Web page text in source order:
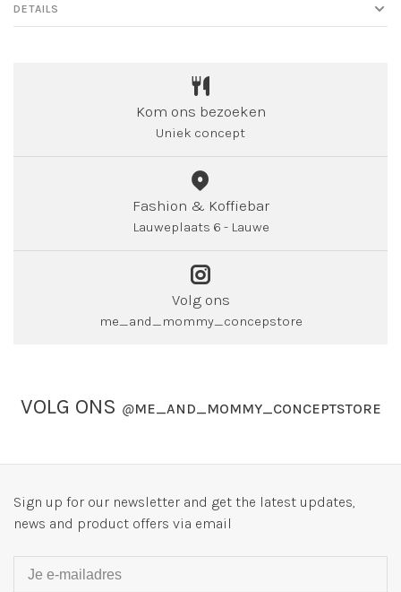
DETAILS
Kom ons bezoeken
Uniek concept
Fashion & Koffiebar
Lauweplaats 6 - Lauwe
Volg ons
me_and_mommy_concepstore
VOLG ONS @ME_AND_MOMMY_CONCEPTSTORE
Sign up for our newsletter and get the latest updates,
news and product offers via email